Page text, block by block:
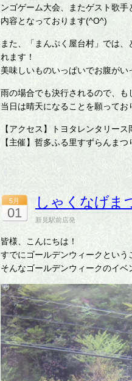
ンゴゲーム大会、またゲスト歌
内容となっております(^O^)
また、「まんぷく屋台村」では
れます！
美味しいものいっぱいでお腹がい
雨の場合でも決行されるので、も
当日は晴天になることを願ってお
【アクセス】トヨタレンタリー
【主催】哲多ふる里すずらんまつ
5月
01
しゃくなげま
新見駅前店発
皆様、こんにちは！
すでにゴールデンウィークという
そんなゴールデンウィークのイ